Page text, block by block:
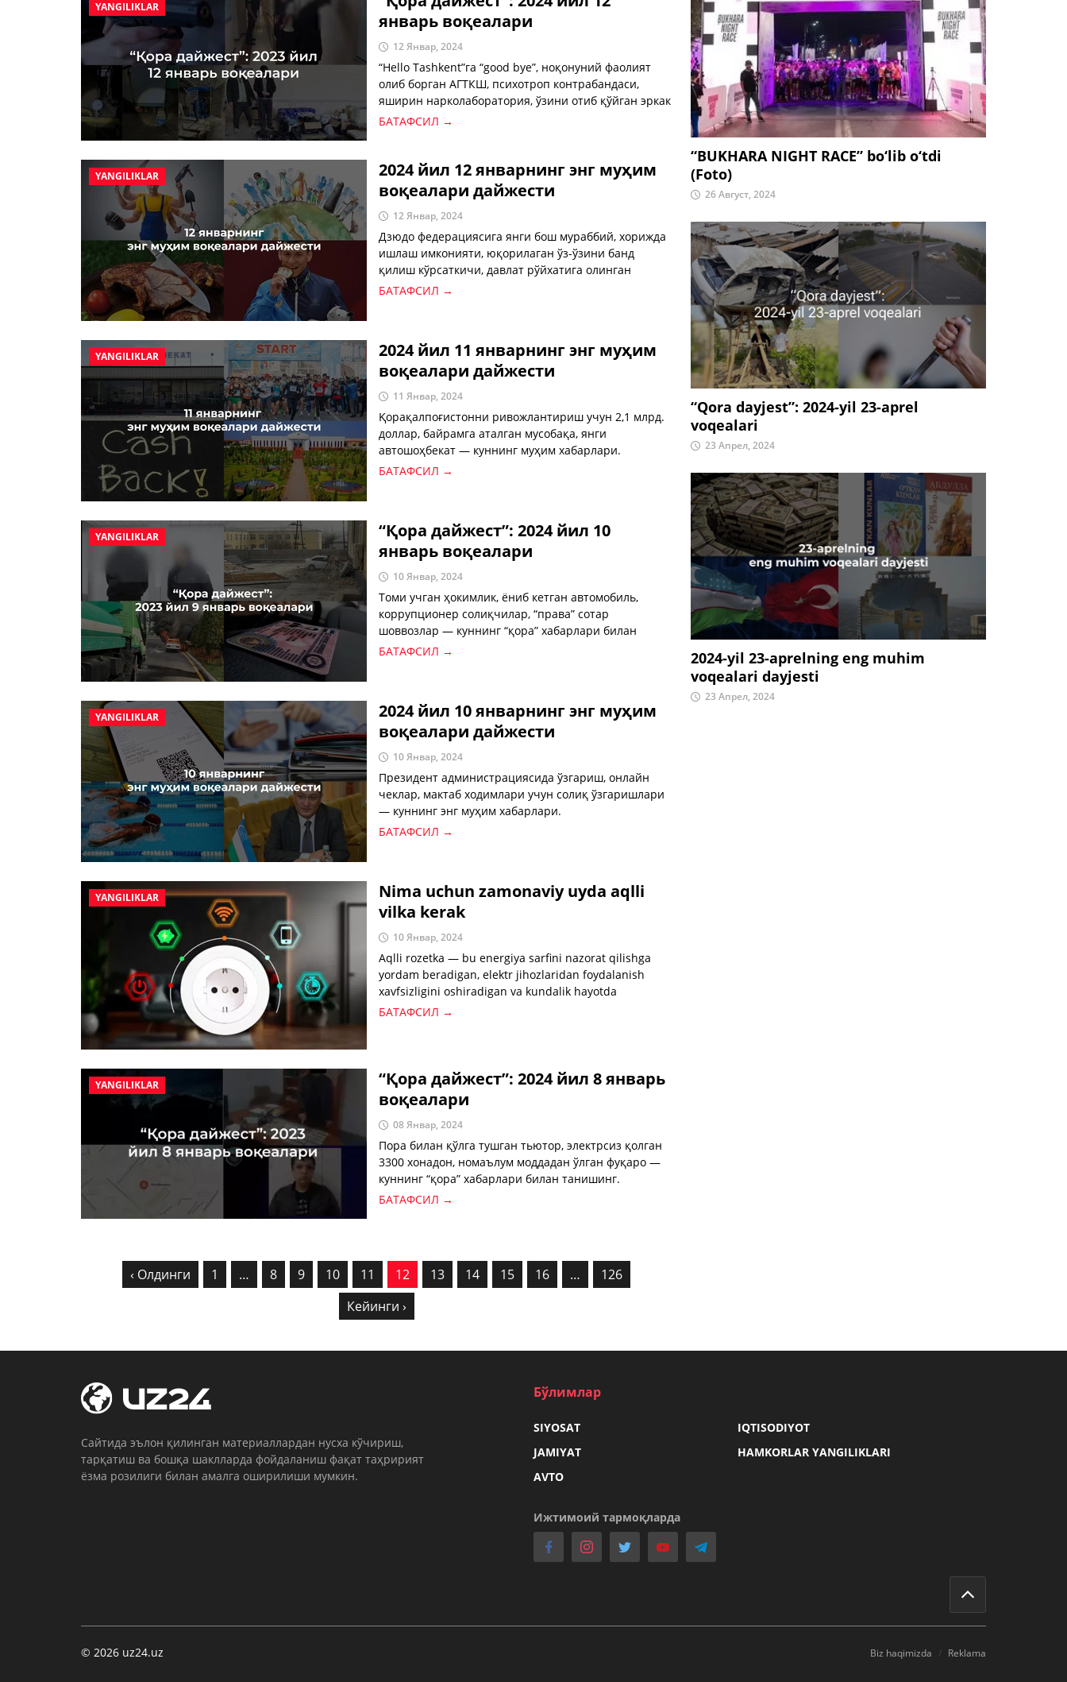
YANGILIKLAR
январь воқеалари
12 Январ, 2024
“Hello Tashkent”га “good bye”, ноқонуний фаолият
олиб борган АГТКШ, психотроп контрабандаси,
яширин нарколаборатория, ўзини отиб қўйган эркак
— куннинг “қора” хабарлари билан танишинг.
БАТАФСИЛ →
YANGILIKLAR
2024 йил 12 январнинг энг муҳим
воқеалари дайжести
12 Январ, 2024
Дзюдо федерациясига янги бош мураббий, хорижда
ишлаш имконияти, юқорилаган ўз-ўзини банд
қилиш кўрсаткичи, давлат рўйхатига олинган
тандир гўшти — куннинг энг муҳим хабарлари.
БАТАФСИЛ →
YANGILIKLAR
2024 йил 11 январнинг энг муҳим
воқеалари дайжести
11 Январ, 2024
Қорақалпоғистонни ривожлантириш учун 2,1 млрд.
доллар, байрамга аталган мусобақа, янги
автошоҳбекат — куннинг муҳим хабарлари.
БАТАФСИЛ →
YANGILIKLAR
“Қора дайжест”: 2024 йил 10
январь воқеалари
10 Январ, 2024
Томи учган ҳокимлик, ёниб кетган автомобиль,
коррупционер солиқчилар, “права” сотар
шоввозлар — куннинг “қора” хабарлари билан
танишинг.
БАТАФСИЛ →
YANGILIKLAR
2024 йил 10 январнинг энг муҳим
воқеалари дайжести
10 Январ, 2024
Президент администрациясида ўзгариш, онлайн
чеклар, мактаб ходимлари учун солиқ ўзгаришлари
— куннинг энг муҳим хабарлари.
БАТАФСИЛ →
YANGILIKLAR
Nima uchun zamonaviy uyda aqlli
vilka kerak
10 Январ, 2024
Aqlli rozetka — bu energiya sarfini nazorat qilishga
yordam beradigan, elektr jihozlaridan foydalanish
xavfsizligini oshiradigan va kundalik hayotda
qo'shimcha qulaylik yaratadigan funktsional qurilma.
БАТАФСИЛ →
YANGILIKLAR
“Қора дайжест”: 2024 йил 8 январь
воқеалари
08 Январ, 2024
Пора билан қўлга тушган тьютор, электрсиз қолган
3300 хонадон, номаълум моддадан ўлган фуқаро —
куннинг “қора” хабарлари билан танишинг.
БАТАФСИЛ →
‹ Олдинги 1 … 8 9 10 11 12 13 14 15 16 …
126
Кейинги ›
“BUKHARA NIGHT RACE” bo‘lib o‘tdi
(Foto)
26 Август, 2024
“Qora dayjest”: 2024-yil 23-aprel
voqealari
23 Апрел, 2024
2024-yil 23-aprelning eng muhim
voqealari dayjesti
23 Апрел, 2024
Cайтида эълон қилинган материаллардан нусха кўчириш,
тарқатиш ва бошқа шаклларда фойдаланиш фақат таҳририят
ёзма розилиги билан амалга оширилиши мумкин.
Бўлимлар
SIYOSAT
IQTISODIYOT
JAMIYAT
HAMKORLAR YANGILIKLARI
AVTO
Ижтимоий тармоқларда
© 2026 uz24.uz Biz haqimizda Reklama